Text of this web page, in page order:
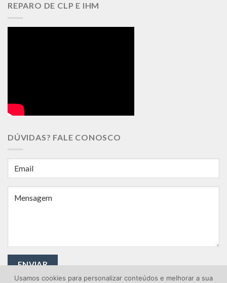
REPARO DE CLP E IHM
DÚVIDAS? FALE CONOSCO
Usamos cookies para personalizar conteúdos e melhorar a sua